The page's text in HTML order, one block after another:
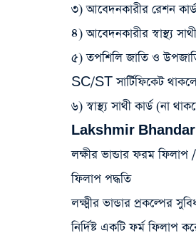
৩) আবেদনকারীর রেশন
৪) আবেদনকারীর স্বাস্থ্য সাথী
৫) তপশিলি জাতি ও
SC/ST সার্টিফিকেট
৬) স্বাস্থ্য সাথী কার্ড (না
Lakshmir
লক্ষীর ভান্ডার ফরম ফিলাপ /
ফিলাপ পদ্ধতি
লক্ষ্মীর ভান্ডার প্রকল্পের
নির্দিষ্ট একটি ফর্ম ফিলাপ